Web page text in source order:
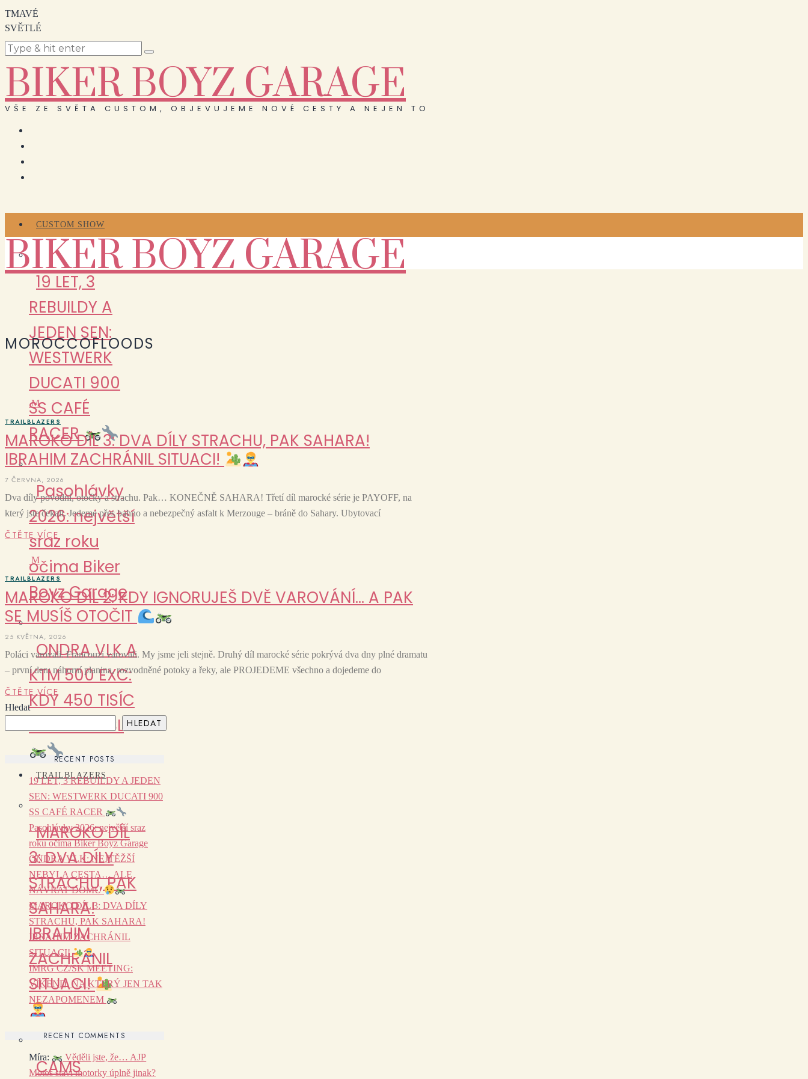
TMAVÉ
SVĚTLÉ
BIKER BOYZ GARAGE
VŠE ZE SVĚTA CUSTOM, OBJEVUJEME NOVÉ CESTY A NEJEN TO
CUSTOM SHOW
19 LET, 3
REBUILDY A
JEDEN SEN:
WESTWERK
DUCATI 900
SS CAFÉ
RACER
Pasohlávky
2026: největší
sraz roku
očima Biker
Boyz Garage
ONDRA VLK A
KTM 500 EXC:
KDY 450 TISÍC
DÁVÁ SMYSL
TRAILBLAZERS
MAROKO DÍL
3: DVA DÍLY
STRACHU, PAK
SAHARA!
IBRAHIM
ZACHRÁNIL
SITUACI!
CAMS
BIKER BOYZ GARAGE
MOROCCOFLOODS
M
TRAILBLAZERS
MAROKO DÍL 3: DVA DÍLY STRACHU, PAK SAHARA!
IBRAHIM ZACHRÁNIL SITUACI!
7 ČERVNA, 2026
Dva díly povodní, otočky a strachu. Pak… KONEČNĚ SAHARA! Třetí díl marocké série je PAYOFF, na
který jste čekali. Jedeme přes bahno a nebezpečný asfalt k Merzouge – bráně do Sahary. Ubytovací
ČTĚTE VÍCE
M
TRAILBLAZERS
MAROKO DÍL 2: KDY IGNORUJEŠ DVĚ VAROVÁNÍ… A PAK
SE MUSÍŠ OTOČIT
25 KVĚTNA, 2026
Poláci varovali. Francouzi varovali. My jsme jeli stejně. Druhý díl marocké série pokrývá dva dny plné dramatu
– první den: náhorní planina, rozvodněné potoky a řeky, ale PROJEDEME všechno a dojedeme do
ČTĚTE VÍCE
Hledat
HLEDAT
RECENT POSTS
19 LET, 3 REBUILDY A JEDEN
SEN: WESTWERK DUCATI 900
SS CAFÉ RACER
Pasohlávky 2026: největší sraz
roku očima Biker Boyz Garage
ONDRA VLK: NEJTĚŽŠÍ
NEBYLA CESTA… ALE
NÁVRAT DOMŮ
MAROKO DÍL 3: DVA DÍLY
STRACHU, PAK SAHARA!
IBRAHIM ZACHRÁNIL
SITUACI!
IMRG CZ/SK MEETING:
VÍKEND, NA KTERÝ JEN TAK
NEZAPOMENEM
RECENT COMMENTS
Míra:
Věděli jste, že… AJP
Motos staví motorky úplně jinak?